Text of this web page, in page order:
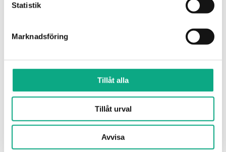
Statistik
Marknadsföring
Tillåt alla
Tillåt urval
Avvisa
Stamspolning i Härryda